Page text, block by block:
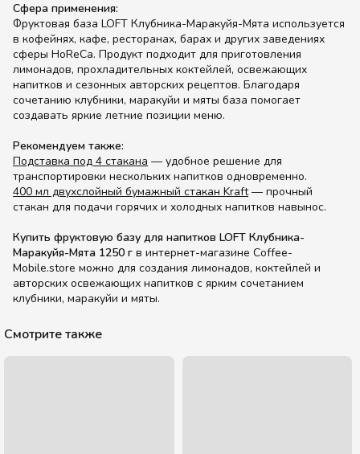
Сфера применения:
Фруктовая база LOFT Клубника-Маракуйя-Мята используется
в кофейнях, кафе, ресторанах, барах и других заведениях
сферы HoReCa. Продукт подходит для приготовления
лимонадов, прохладительных коктейлей, освежающих
напитков и сезонных авторских рецептов. Благодаря
сочетанию клубники, маракуйи и мяты база помогает
создавать яркие летние позиции меню.
Рекомендуем также:
Подставка под 4 стакана — удобное решение для
транспортировки нескольких напитков одновременно.
400 мл двухслойный бумажный стакан Kraft— прочный
стакан для подачи горячих и холодных напитков навынос.
Купить фруктовую базу для напитков LOFT Клубника-
Маракуйя-Мята 1250 г в интернет-магазине Coffee-
Mobile.store можно для создания лимонадов, коктейлей и
авторских освежающих напитков с ярким сочетанием
клубники, маракуйи и мяты.
Смотрите также